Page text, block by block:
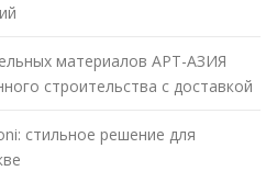
материалов АРТ-АЗИЯ
строительства с доставкой
стильное решение для